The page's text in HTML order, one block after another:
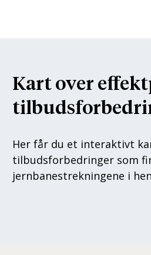
Kart over
Her får du et interaktivt
tilbudsforbedringer som
jernbanestrekningene i